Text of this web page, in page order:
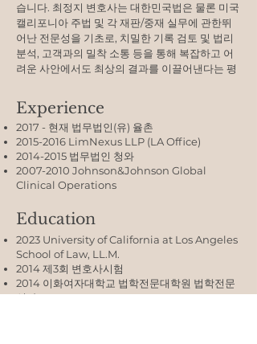
습니다. 최정지 변호사는 대한민국법은 물론 미국
캘리포니아 주법 및 각 재판/중재 실무에 관한뛰
어난 전문성을 기초로, 치밀한 기록 검토 및 법리
분석, 고객과의 밀착 소통 등을 통해 복잡하고 어
려운 사안에서도 최상의 결과를 이끌어낸다는 평
Experience
2017 - 현재 법무법인(유) 율촌
2015-2016 LimNexus LLP (LA Office)
2014-2015 법무법인 청와
2007-2010 Johnson&Johnson Global
Clinical Operations
Education
2023 University of California at Los Angeles
School of Law, LL.M.
2014 제3회 변호사시험
2014 이화여자대학교 법학전문대학원 법학전문
석사